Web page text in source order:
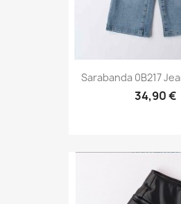
Sarabanda 0B217
34,90 €